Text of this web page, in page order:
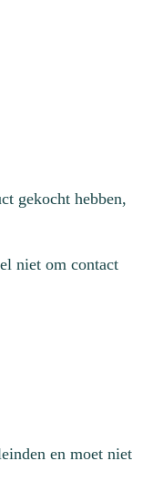
gekocht hebben,
niet om contact
en moet niet